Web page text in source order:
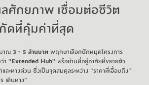
เลศักยภาพ เชื่อมต่อชีวิต
ดที่คุ้มค่าที่สุด
าณ 3 - 5 ล้านบาท พฤกษาเลือกปักหมุดโครงการ
า "Extended Hub" หรือย่านที่อยู่อาศัยที่ขยายตัว
ละทางด่วน ซึ่งเป็นจุดสมดุลระหว่าง "ราคาที่เอื้อมถึง"
เดินทาง"